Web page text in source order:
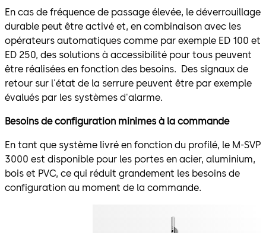
En cas de fréquence de passage élevée, le déverrouillage
durable peut être activé et, en combinaison avec les
opérateurs automatiques comme par exemple ED 100 et
ED 250, des solutions à accessibilité pour tous peuvent
être réalisées en fonction des besoins. Des signaux de
retour sur l'état de la serrure peuvent être par exemple
évalués par les systèmes d'alarme.
Besoins de configuration minimes à la commande
En tant que système livré en fonction du profilé, le M-SVP
3000 est disponible pour les portes en acier, aluminium,
bois et PVC, ce qui réduit grandement les besoins de
configuration au moment de la commande.